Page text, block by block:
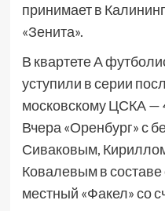
принимает в
«Зенита».
В квартете А
уступили в серии
московскому ЦСКА —
Вчера «Оренбург» с
Сиваковым,
Ковалевым в
местный «Факел» со